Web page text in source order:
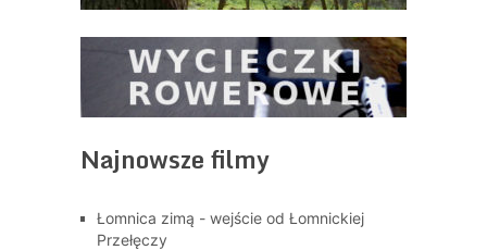
Najnowsze filmy
Łomnica zimą - wejście od Łomnickiej
Przełęczy